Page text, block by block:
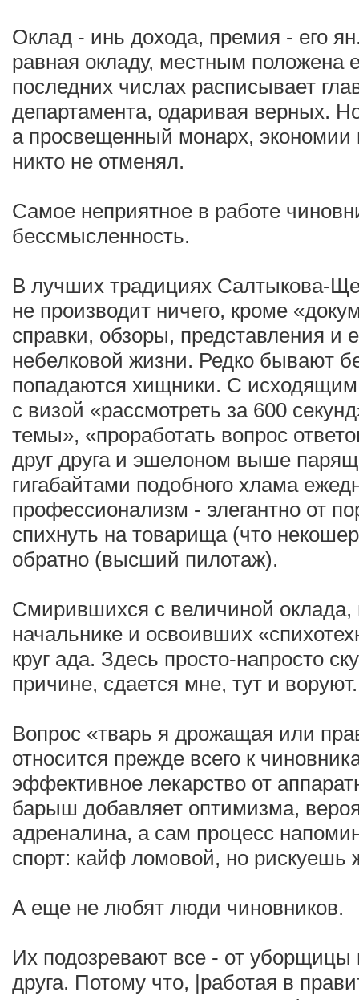
Оклад - инь дохода, премия - его
равная окладу, местным положена
последних числах расписывает
департамента, одаривая верных.
а просвещенный монарх,
никто не отменял.
Самое неприятное в работе
бессмысленность.
В лучших традициях Салтыкова-
не производит ничего, кроме
справки, обзоры, представления и
небелковой жизни. Редко бывают
попадаются хищники. С
с визой «рассмотреть за 600
темы», «проработать вопрос
друг друга и эшелоном выше
гигабайтами подобного хлама
профессионализм - элегантно от
спихнуть на товарища (что
обратно (высший пилотаж).
Смирившихся с величиной оклада,
начальнике и освоивших
круг ада. Здесь просто-напросто
причине, сдается мне, тут и воруют.
Вопрос «тварь я дрожащая или
относится прежде всего к
эффективное лекарство от
барыш добавляет оптимизма,
адреналина, а сам процесс
спорт: кайф ломовой, но рискуешь
А еще не любят люди чиновников.
Их подозревают все - от уборщицы
друга. Потому что, |работая в